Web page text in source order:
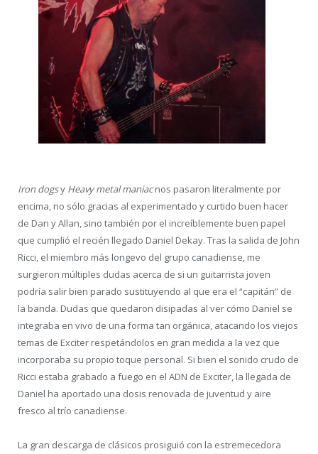
Iron dogsy Heavy metal maniacnos pasaron literalmente por
encima, no sólo gracias al experimentado y curtido buen hacer
de Dan y Allan, sino también por el increíblemente buen papel
que cumplió el recién llegado Daniel Dekay. Tras la salida de John
Ricci, el miembro más longevo del grupo canadiense, me
surgieron múltiples dudas acerca de si un guitarrista joven
podría salir bien parado sustituyendo al que era el “capitán” de
la banda. Dudas que quedaron disipadas al ver cómo Daniel se
integraba en vivo de una forma tan orgánica, atacando los viejos
temas de Exciter respetándolos en gran medida a la vez que
incorporaba su propio toque personal. Si bien el sonido crudo de
Ricci estaba grabado a fuego en el ADN de Exciter, la llegada de
Daniel ha aportado una dosis renovada de juventud y aire
fresco al trío canadiense.
La gran descarga de clásicos prosiguió con la estremecedora